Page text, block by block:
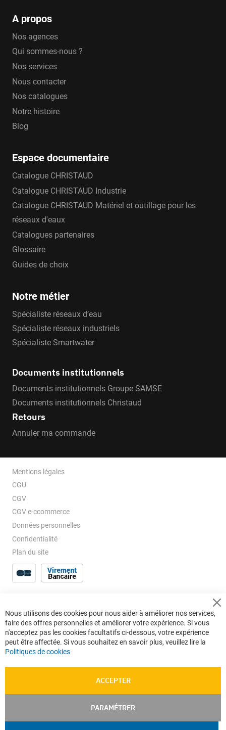
A propos
Nos agences
Qui sommes-nous ?
Nos services
Nous contacter
Nos catalogues
Notre histoire
Blog
Espace documentaire
Catalogue CHRISTAUD
Catalogue CHRISTAUD Industrie
Catalogue CHRISTAUD Matériel et outillage pour les
réseaux d'eaux
Catalogues partenaires
Glossaire
Guides de choix
Notre métier
Spécialiste réseaux d’eau
Spécialiste réseaux industriels
Spécialiste Smartwater
Documents institutionnels
Documents institutionnels Groupe SAMSE
Documents institutionnels Christaud
Retours
Annuler ma commande
Mentions légales
CGU
CGV
CGV e-ccommerce
Données personnelles
Confidentialité
Plan du site
Nous utilisons des cookies pour nous aider à améliorer nos services,
faire des offres personnelles et améliorer votre expérience. Si vous
n'acceptez pas les cookies facultatifs ci-dessous, votre expérience
peut être affectée. Si vous souhaitez en savoir plus, veuillez lire la
Politiques de cookies
ACCEPTER
PARAMÉTRER